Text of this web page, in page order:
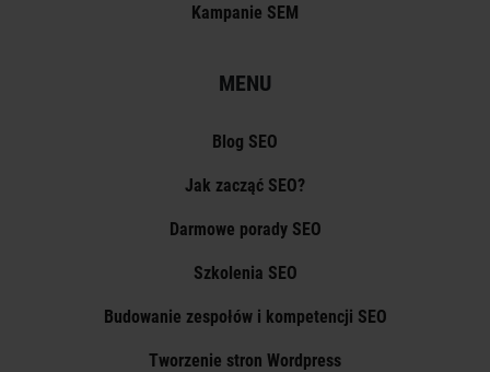
Kampanie SEM
MENU
Blog SEO
Jak zacząć SEO?
Darmowe porady SEO
Szkolenia SEO
Budowanie zespołów i kompetencji SEO
Tworzenie stron Wordpress